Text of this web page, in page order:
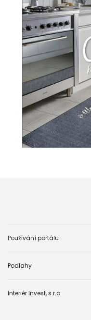
Používání portálu
Podlahy
Interiér Invest, s.r.o.